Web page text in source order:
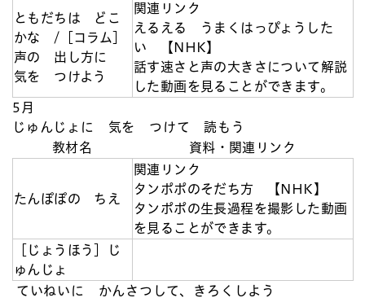
ともだちは どこ
かな /［コラム］
声の 出し方に
気を つけよう
関連リンク
えるえる うまくはっぴょうした
い 【NHK】
話す速さと声の大きさについて解説
した動画を見ることができます。
5月
じゅんじょに 気を つけて 読もう
教材名
資料・関連リンク
たんぽぽの ちえ
関連リンク
タンポポのそだち方 【NHK】
タンポポの生長過程を撮影した動画
を見ることができます。
［じょうほう］じ
ゅんじょ
ていねいに かんさつして、きろくしよう